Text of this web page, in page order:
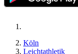
Köln
Leichtathletik